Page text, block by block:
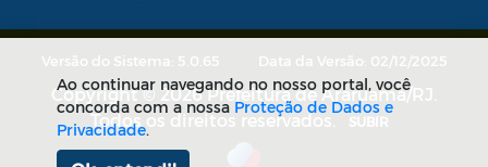
Versão do Sistema: 5.0.65 Data da Versão: 02/12/2025
Copyright © 2026 Prefeitura de Araruama/RJ.
Todos os direitos reservados.
SUBIR
Ao continuar navegando no nosso portal, você
concorda com a nossaProteção de Dados e
Privacidade.